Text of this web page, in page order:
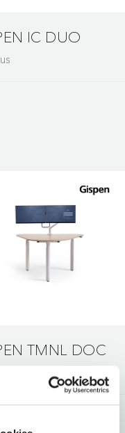
IC DUO
TMNL DOC